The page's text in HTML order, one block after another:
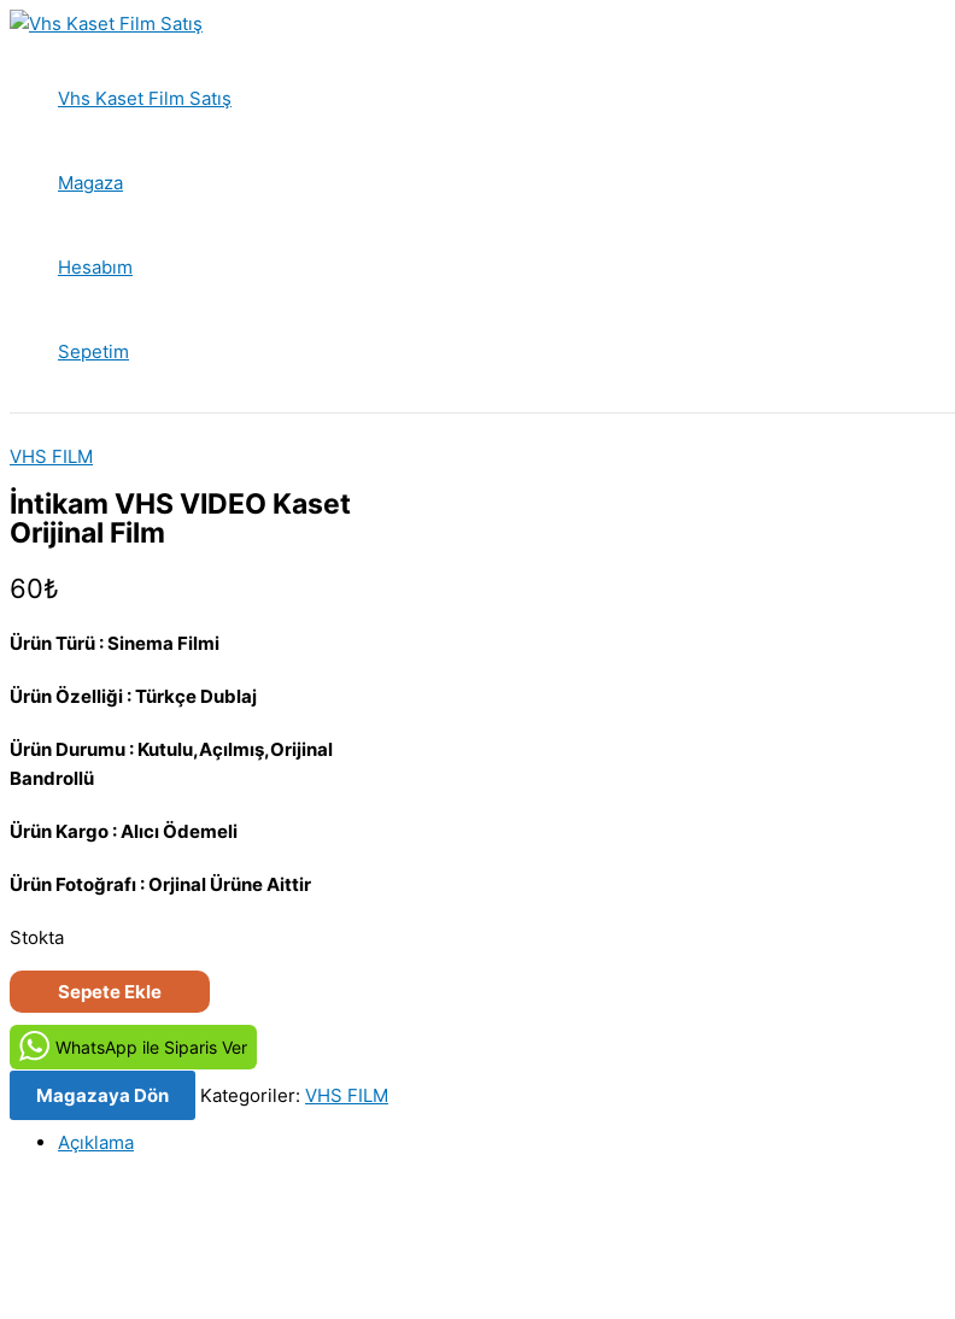
İçeriğe
Vhs Kaset Film Satış
Magaza
Hesabım
Sepetim
VHS FILM
İntikam VHS VIDEO Kaset
Orijinal Film
60₺
Ürün Türü : Sinema Filmi
Ürün Özelliği : Türkçe Dublaj
Ürün Durumu : Kutulu,Açılmış,Orijinal
Bandrollü
Ürün Kargo : Alıcı Ödemeli
Ürün Fotoğrafı : Orjinal Ürüne Aittir
Stokta
İntikam
VHS
VIDEO
Kaset
Orijinal
Film
Sepete Ekle
WhatsApp ile Siparis Ver
Magazaya Dön Kategoriler: VHS FILM
Açıklama